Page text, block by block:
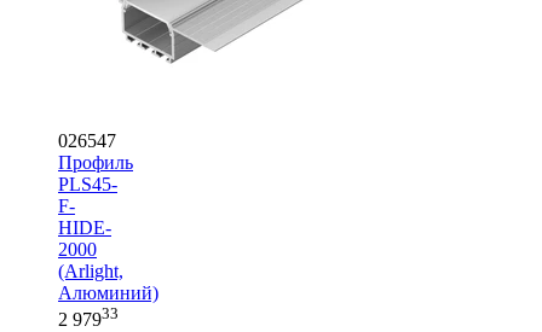
026547
Профиль
PLS45-
F-
HIDE-
2000
(Arlight,
Алюминий)
2 97933